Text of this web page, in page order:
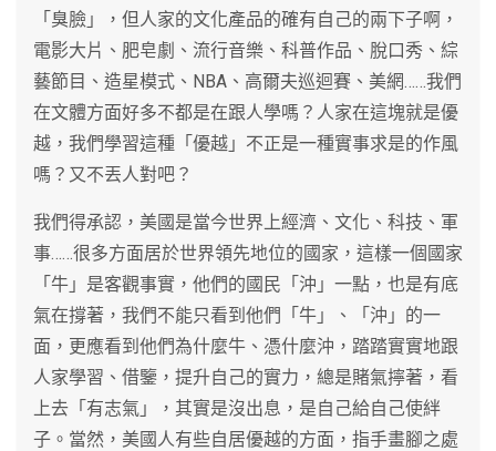
「臭臉」，但人家的文化產品的確有自己的兩下子啊，
電影大片、肥皂劇、流行音樂、科普作品、脫口秀、綜
藝節目、造星模式、NBA、高爾夫巡迴賽、美網……我們
在文體方面好多不都是在跟人學嗎？人家在這塊就是優
越，我們學習這種「優越」不正是一種實事求是的作風
嗎？又不丟人對吧？
我們得承認，美國是當今世界上經濟、文化、科技、軍
事……很多方面居於世界領先地位的國家，這樣一個國家
「牛」是客觀事實，他們的國民「沖」一點，也是有底
氣在撐著，我們不能只看到他們「牛」、「沖」的一
面，更應看到他們為什麼牛、憑什麼沖，踏踏實實地跟
人家學習、借鑒，提升自己的實力，總是賭氣擰著，看
上去「有志氣」，其實是沒出息，是自己給自己使絆
子。當然，美國人有些自居優越的方面，指手畫腳之處